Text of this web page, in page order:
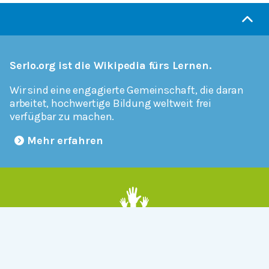
Serlo.org ist die Wikipedia fürs Lernen.
Wir sind eine engagierte Gemeinschaft, die daran
arbeitet, hochwertige Bildung weltweit frei
verfügbar zu machen.
Mehr erfahren